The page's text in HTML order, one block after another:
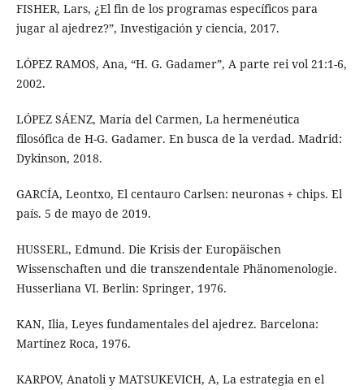
FISHER, Lars, ¿El fin de los programas específicos para
jugar al ajedrez?”, Investigación y ciencia, 2017.
LÓPEZ RAMOS, Ana, “H. G. Gadamer”, A parte rei vol 21:1-6,
2002.
LÓPEZ SÁENZ, María del Carmen, La hermenéutica
filosófica de H-G. Gadamer. En busca de la verdad. Madrid:
Dykinson, 2018.
GARCÍA, Leontxo, El centauro Carlsen: neuronas + chips. El
país. 5 de mayo de 2019.
HUSSERL, Edmund. Die Krisis der Europäischen
Wissenschaften und die transzendentale Phänomenologie.
Husserliana VI. Berlin: Springer, 1976.
KAN, Ilia, Leyes fundamentales del ajedrez. Barcelona:
Martínez Roca, 1976.
KARPOV, Anatoli y MATSUKEVICH, A, La estrategia en el